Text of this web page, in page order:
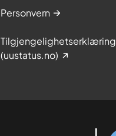
Personvern
Tilgjengelighetserklæring
(uustatus.no)